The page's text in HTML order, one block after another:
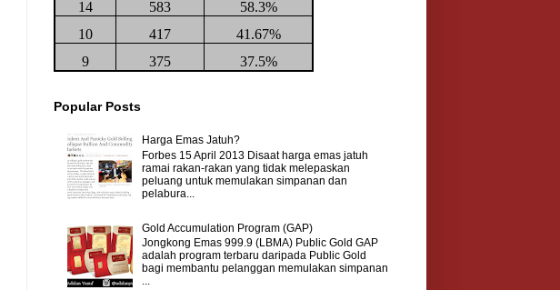
14
583
58.3%
10
417
41.67%
9
375 37.5%
Popular Posts
Harga Emas Jatuh?
Forbes 15 April 2013 Disaat harga emas jatuh
ramai rakan-rakan yang tidak melepaskan
peluang untuk memulakan simpanan dan
pelabura...
Gold Accumulation Program (GAP)
Jongkong Emas 999.9 (LBMA) Public Gold GAP
adalah program terbaru daripada Public Gold
bagi membantu pelanggan memulakan simpanan
...